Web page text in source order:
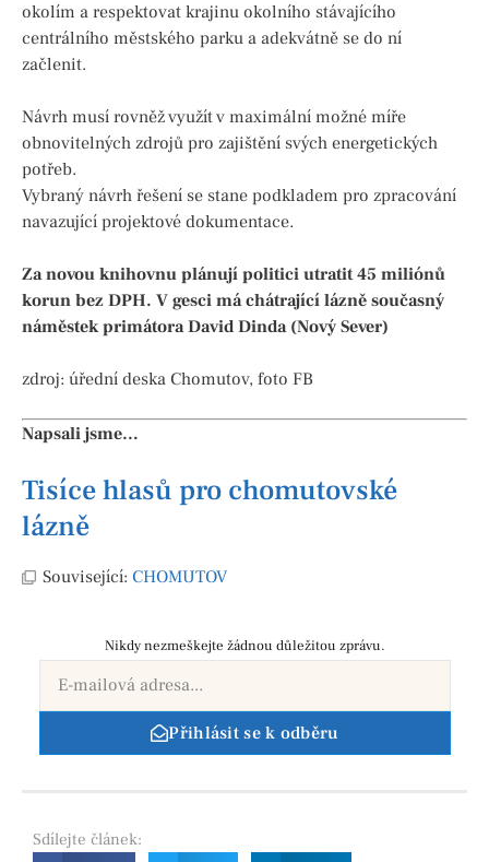
okolím a respektovat krajinu okolního stávajícího
centrálního městského parku a adekvátně se do ní
začlenit.
Návrh musí rovněž využít v maximální možné míře
obnovitelných zdrojů pro zajištění svých energetických
potřeb.
Vybraný návrh řešení se stane podkladem pro zpracování
navazující projektové dokumentace.
Za novou knihovnu plánují politici utratit 45 miliónů
korun bez DPH. V gesci má chátrající lázně současný
náměstek primátora David Dinda (Nový Sever)
zdroj: úřední deska Chomutov, foto FB
Napsali jsme…
Tisíce hlasů pro chomutovské
lázně
Související: CHOMUTOV
Nikdy nezmeškejte žádnou důležitou zprávu.
Přihlásit se k odběru
Sdílejte článek: